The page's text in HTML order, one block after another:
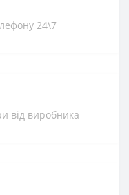
24\7
від виробника